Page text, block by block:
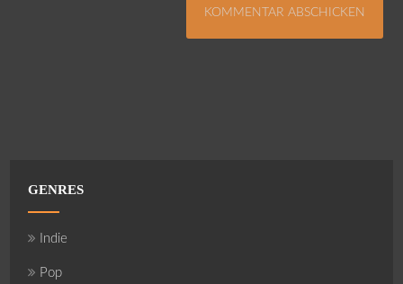
GENRES
Indie
Pop